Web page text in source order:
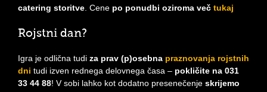
catering storitve. Cene po ponudbi oziroma več tukaj
Rojstni dan?
Igra je odlična tudi za prav (p)osebna praznovanja rojstnih
dni tudi izven rednega delovnega časa – pokličite na 031
33 44 88! V sobi lahko kot dodatno presenečenje skrijemo